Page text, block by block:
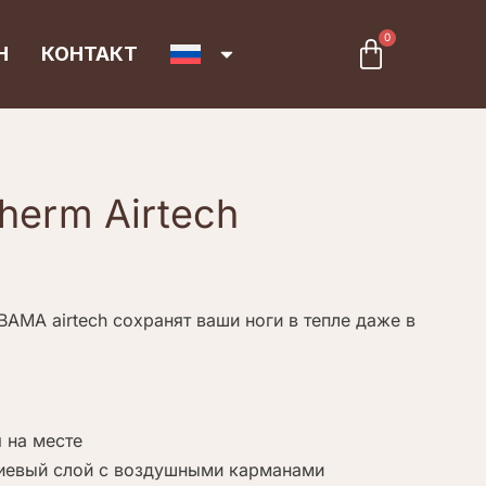
КОНТАКТ
0
Cart
Airtech
airtech сохранят ваши ноги в тепле даже в
месте
слой с воздушными карманами